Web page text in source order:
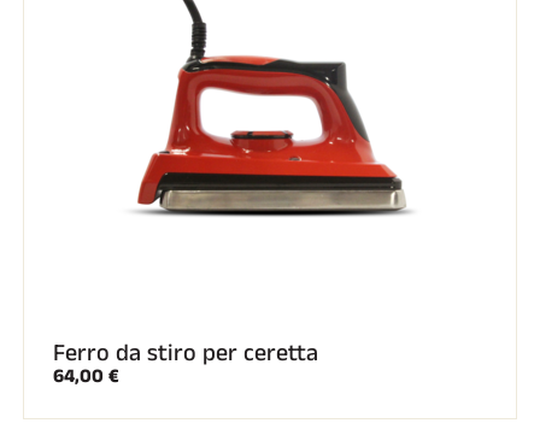
Ferro da stiro per ceretta
64,00 €